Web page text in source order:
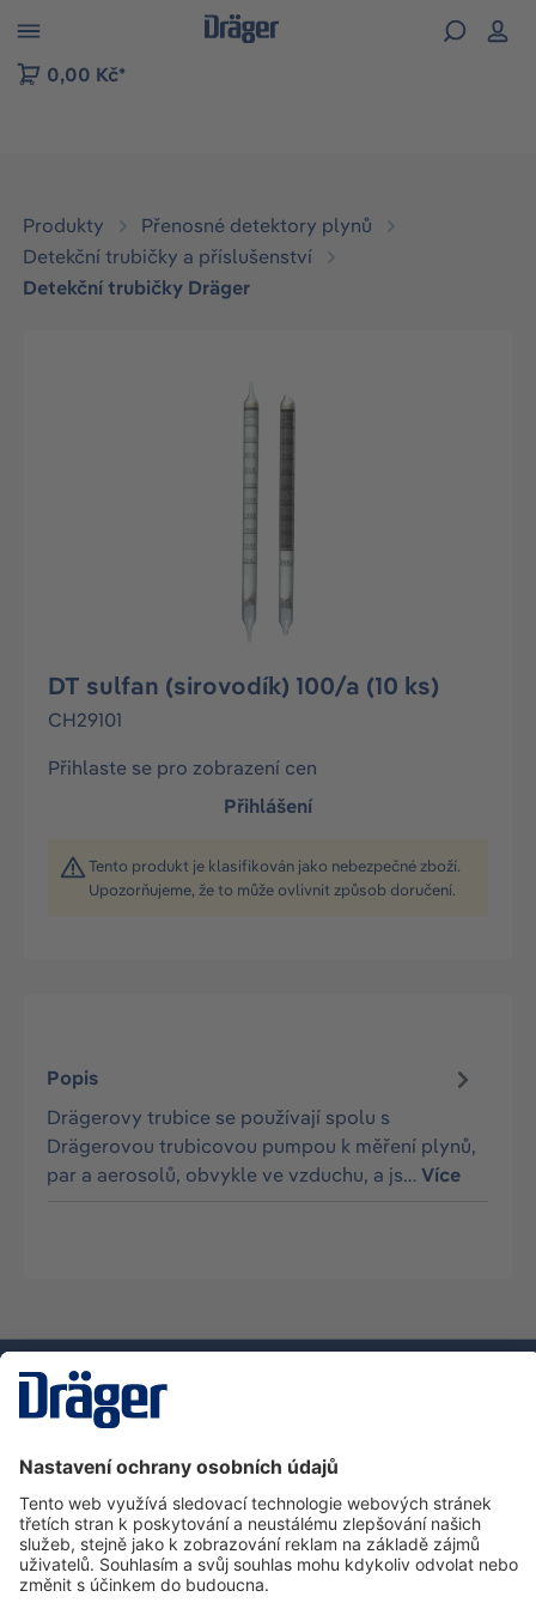
to B2B platform navigation
0,00 Kč*
Produkty
Přenosné detektory plynů
Detekční trubičky a příslušenství
Detekční trubičky Dräger
Přeskočit galerii obrázků
DT sulfan (sirovodík) 100/a (10 ks)
CH29101
Přihlaste se pro zobrazení cen
Přihlášení
Tento produkt je klasifikován jako nebezpečné zboží.
Upozorňujeme, že to může ovlivnit způsob doručení.
Popis
Drägerovy trubice se používají spolu s
Drägerovou trubicovou pumpou k měření plynů,
par a aerosolů, obvykle ve vzduchu, a js…Více
Zákaznická infolinka
O společnosti Dräger
Informace